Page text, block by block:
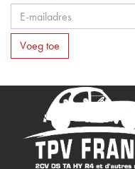
Voeg toe